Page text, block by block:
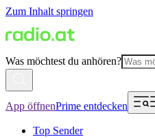
Zum Inhalt springen
Was möchtest du anhören?
App öffnenPrime entdecken
Top Sender